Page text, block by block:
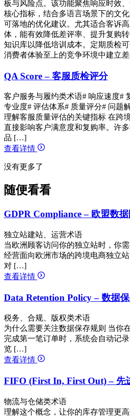
板与风险点。该功能聚焦响应时效
核心指标，结合多语言场景下的文
可落地的优化建议。尤其适合客诉
体，能有效降低差评率、提升复购
知识库以降低培训成本。定期质检
消费者体验至上的竞争环境中建立差
QA Score – 客服质检评分
客户服务与履约类术语# 响应速度#
专业度# 评估体系# 质量评分# 问题
理解客服质量评估的关键指标 在跨
直接影响客户满意度和复购率。许
品 […]
查看详情
没有更多了
随便看看
GDPR Compliance – 欧盟数
独立站建站、运营术语
当欧洲顾客访问你的独立站时，你
经营面向欧洲市场的跨境电商独立
对 […]
查看详情
Data Retention Policy – 数据
税务、合规、版权类术语
为什么需要关注数据保存规则 当你
完成第一笔订单时，系统会自动记
览 […]
查看详情
FIFO (First In, First Out) – 先
物流与仓储类术语
理解这个概念，让你的库存管理更